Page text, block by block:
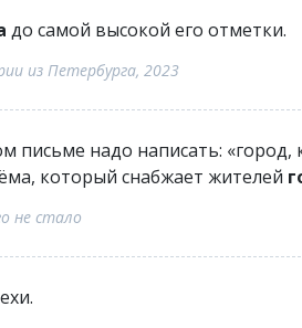
до самой высокой его отметки.
из Петербурга, 2023
письме надо написать:
который снабжает жителей
не стало